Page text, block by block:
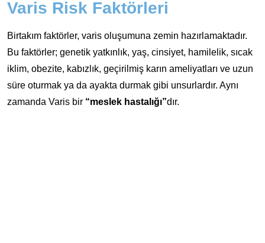
Varis Risk Faktörleri
Birtakım faktörler, varis oluşumuna zemin hazırlamaktadır.
Bu faktörler; genetik yatkınlık, yaş, cinsiyet, hamilelik, sıcak
iklim, obezite, kabızlık, geçirilmiş karın ameliyatları ve uzun
süre oturmak ya da ayakta durmak gibi unsurlardır. Aynı
zamanda Varis bir “meslek hastalığı”dır.